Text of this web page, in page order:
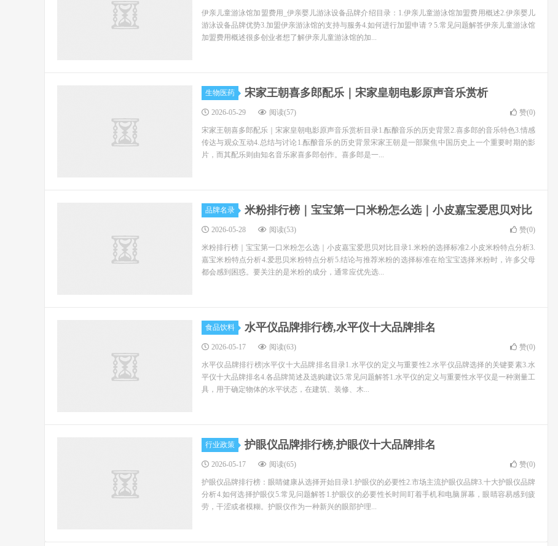
伊亲儿童游泳馆加盟费用_伊亲婴儿游泳设备品牌介绍目录：1.伊亲儿童游泳馆加盟费用概述2.伊亲婴儿
游泳设备品牌优势3.加盟伊亲游泳馆的支持与服务4.如何进行加盟申请？5.常见问题解答伊亲儿童游泳馆
加盟费用概述很多创业者想了解伊亲儿童游泳馆的加...
生物医药 宋家王朝喜多郎配乐｜宋家皇朝电影原声音乐赏析
2026-05-29 阅读(57) 赞(0)
宋家王朝喜多郎配乐｜宋家皇朝电影原声音乐赏析目录1.酝酿音乐的历史背景2.喜多郎的音乐特色3.情感
传达与观众互动4.总结与讨论1.酝酿音乐的历史背景宋家王朝是一部聚焦中国历史上一个重要时期的影
片，而其配乐则由知名音乐家喜多郎创作。喜多郎是一...
品牌名录 米粉排行榜｜宝宝第一口米粉怎么选｜小皮嘉宝爱思贝对比
2026-05-28 阅读(53) 赞(0)
米粉排行榜｜宝宝第一口米粉怎么选｜小皮嘉宝爱思贝对比目录1.米粉的选择标准2.小皮米粉特点分析3.
嘉宝米粉特点分析4.爱思贝米粉特点分析5.结论与推荐米粉的选择标准在给宝宝选择米粉时，许多父母
都会感到困惑。要关注的是米粉的成分，通常应优先选...
食品饮料 水平仪品牌排行榜,水平仪十大品牌排名
2026-05-17 阅读(63) 赞(0)
水平仪品牌排行榜|水平仪十大品牌排名目录1.水平仪的定义与重要性2.水平仪品牌选择的关键要素3.水
平仪十大品牌排名4.各品牌简述及选购建议5.常见问题解答1.水平仪的定义与重要性水平仪是一种测量工
具，用于确定物体的水平状态，在建筑、装修、木...
行业政策 护眼仪品牌排行榜,护眼仪十大品牌排名
2026-05-17 阅读(65) 赞(0)
护眼仪品牌排行榜：眼睛健康从选择开始目录1.护眼仪的必要性2.市场主流护眼仪品牌3.十大护眼仪品牌
分析4.如何选择护眼仪5.常见问题解答1.护眼仪的必要性长时间盯着手机和电脑屏幕，眼睛容易感到疲
劳，干涩或者模糊。护眼仪作为一种新兴的眼部护理...